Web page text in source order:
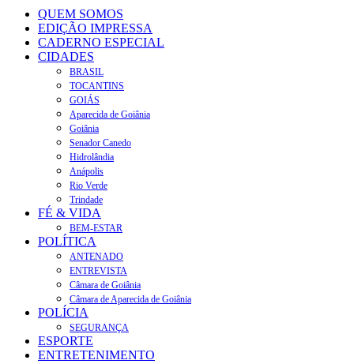
QUEM SOMOS
EDIÇÃO IMPRESSA
CADERNO ESPECIAL
CIDADES
BRASIL
TOCANTINS
GOIÁS
Aparecida de Goiânia
Goiânia
Senador Canedo
Hidrolândia
Anápolis
Rio Verde
Trindade
FÉ & VIDA
BEM-ESTAR
POLÍTICA
ANTENADO
ENTREVISTA
Câmara de Goiânia
Câmara de Aparecida de Goiânia
POLÍCIA
SEGURANÇA
ESPORTE
ENTRETENIMENTO